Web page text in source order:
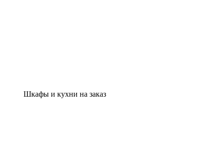
Шкафы и кухни на заказ